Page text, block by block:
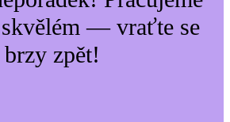
skvělém — vraťte se
brzy zpět!